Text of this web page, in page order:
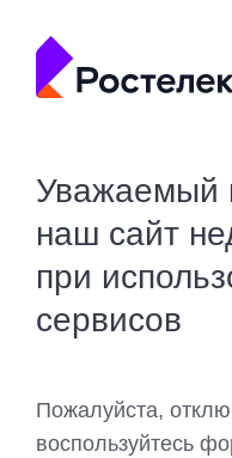
Уважаемый
наш сайт
при
сервисов
Пожалуйста,
воспользуйтесь